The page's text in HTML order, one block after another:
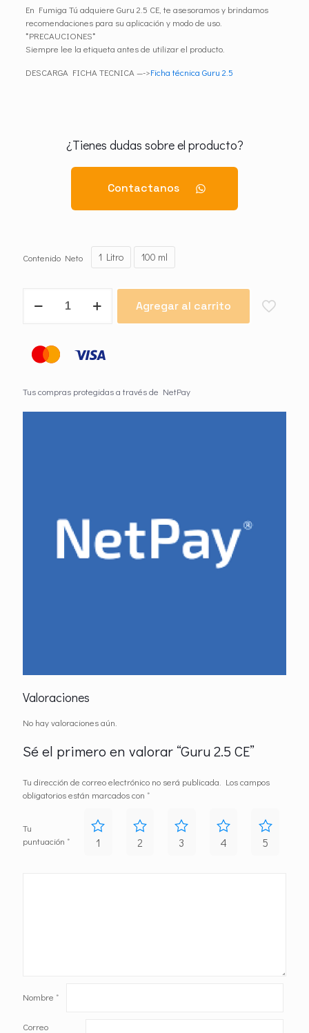
En Fumiga Tú adquiere Guru 2.5 CE, te asesoramos y brindamos
recomendaciones para su aplicación y modo de uso.
*PRECAUCIONES*
Siempre lee la etiqueta antes de utilizar el producto.
DESCARGA FICHA TECNICA —->Ficha técnica Guru 2.5
¿Tienes dudas sobre el producto?
Contactanos
Contenido Neto 1 Litro 100 ml
Agregar al carrito
Tus compras protegidas a través de NetPay
Valoraciones
No hay valoraciones aún.
Sé el primero en valorar “Guru 2.5 CE”
Tu dirección de correo electrónico no será publicada.
Los campos
obligatorios están marcados con *
Tu
puntuación * 1 2 3 4 5
Nombre *
Correo